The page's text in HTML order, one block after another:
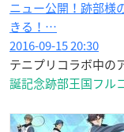
ニュー公開！跡部様
きる！…
2016-09-15 20:30
テニプリコラボ中の
誕記念跡部王国フル